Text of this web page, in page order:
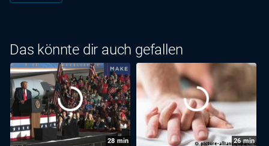
Das könnte dir auch gefallen
28 min 26min